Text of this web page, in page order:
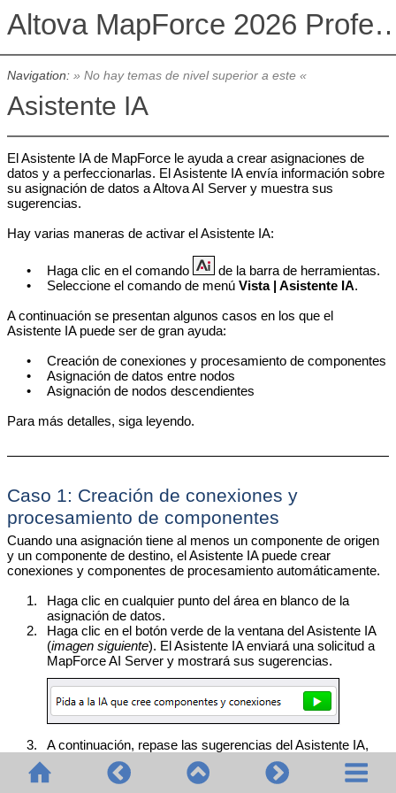
Altova MapForce
Navigation: » No hay temas de nivel superior a este «
Asistente IA
El Asistente IA de MapForce le ayuda a crear asignaciones de
datos y a perfeccionarlas. El Asistente IA envía información sobre
su asignación de datos a Altova AI Server y muestra sus
sugerencias.
Hay varias maneras de activar el Asistente IA:
• Haga clic en el comando
de la barra de herramientas.
•
Seleccione el comando de menúVista | Asistente IA.
A continuación se presentan algunos casos en los que el
Asistente IA puede ser de gran ayuda:
•
Creación de conexiones y procesamiento de componentes
•
Asignación de datos entre nodos
•
Asignación de nodos descendientes
Para más detalles, siga leyendo.
Caso 1: Creación de conexiones y
procesamiento de componentes
Cuando una asignación tiene al menos un componente de origen
y un componente de destino, el Asistente IA puede crear
conexiones y componentes de procesamiento automáticamente.
1.
Haga clic en cualquier punto del área en blanco de la
asignación de datos.
2.
Haga clic en el botón verde de la ventana del Asistente IA
(imagen siguiente). El Asistente IA enviará una solicitud a
MapForce AI Server y mostrará sus sugerencias.
3.
A continuación, repase las sugerencias del Asistente IA,
que aparecen en verde tanto en la asignación de datos
como en la ventana del Asistente IA. Puede aceptar o